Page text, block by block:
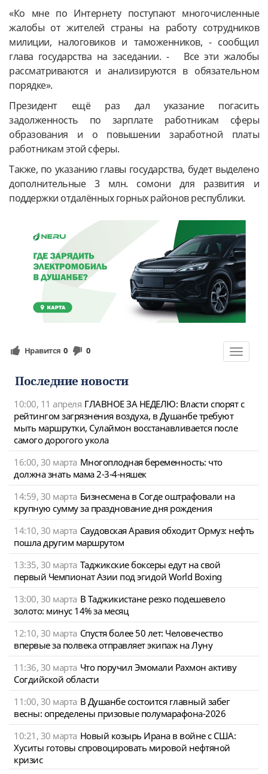
«Ко мне по Интернету поступают многочисленные
жалобы от жителей страны на работу сотрудников
милиции, налоговиков и таможенников, - сообщил
глава государства на заседании. - Все эти жалобы
рассматриваются и анализируются в обязательном
порядке».
Президент ещё раз дал указание погасить
задолженность по зарплате работникам сферы
образования и о повышении заработной платы
работникам этой сферы.
Также, по указанию главы государства, будет выделено
дополнительные 3 млн. сомони для развития и
поддержки отдалённых горных районов республики.
Toggle
Нравится 0 0
Последние новости
10:00, 11 апреля ГЛАВНОЕ ЗА НЕДЕЛЮ: Власти спорят с
рейтингом загрязнения воздуха, в Душанбе требуют
мыть маршрутки, Сулаймон восстанавливается после
самого дорогого укола
16:00, 30 марта Многоплодная беременность: что
должна знать мама 2-3-4-няшек
14:59, 30 марта Бизнесмена в Согде оштрафовали на
крупную сумму за празднование дня рождения
14:10, 30 марта Саудовская Аравия обходит Ормуз: нефть
пошла другим маршрутом
13:35, 30 марта Таджикские боксеры едут на свой
первый Чемпионат Азии под эгидой World Boxing
13:00, 30 марта В Таджикистане резко подешевело
золото: минус 14% за месяц
12:10, 30 марта Спустя более 50 лет: Человечество
впервые за полвека отправляет экипаж на Луну
11:36, 30 марта Что поручил Эмомали Рахмон активу
Согдийской области
11:00, 30 марта В Душанбе состоится главный забег
весны: определены призовые полумарафона-2026
10:21, 30 марта Новый козырь Ирана в войне с США:
Хуситы готовы спровоцировать мировой нефтяной
кризис